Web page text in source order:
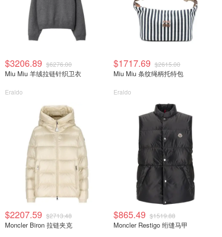
$3206.89 $6276.00
Miu Miu 羊绒拉链针织卫衣
Eraldo
$1717.69 $2615.00
Miu Miu 条纹绳柄托特包
Eraldo
$2207.59 $2713.48
Moncler Biron 拉链夹克
$865.49 $1519.88
Moncler Restigo 绗缝马甲